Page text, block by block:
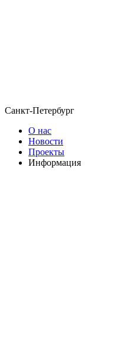
Санкт-Петербург
О нас
Новости
Проекты
Информация